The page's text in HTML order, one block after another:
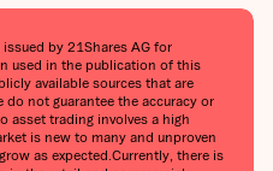
by 21Shares AG for
used in the publication of this
available sources that are
do not guarantee the accuracy or
asset trading involves a high
is new to many and unproven
as expected.Currently, there is